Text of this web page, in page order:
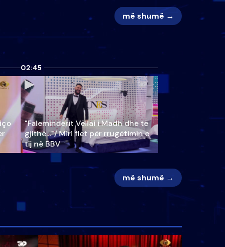
më shumë →
02:45
"Faleminderit Vëllai i Madh dhe të
gjithë…"/ Miri flet për rrugëtimin e
tij në BBV
më shumë →